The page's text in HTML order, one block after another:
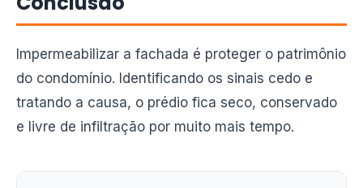
Impermeabilizar a fachada é proteger o patrimônio
do condomínio. Identificando os sinais cedo e
tratando a causa, o prédio fica seco, conservado
e livre de infiltração por muito mais tempo.